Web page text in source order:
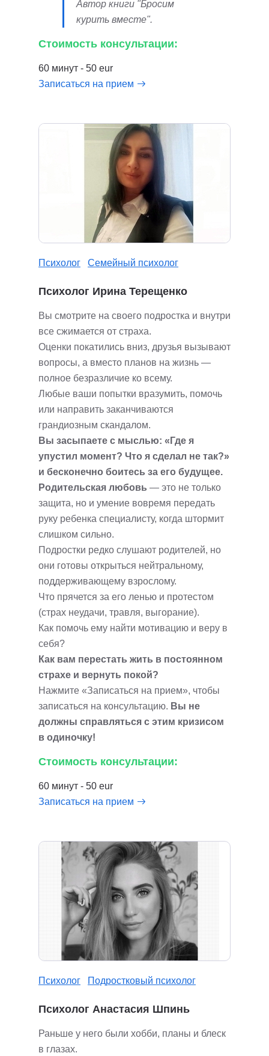
Автор книги "Бросим
курить вместе".
Стоимость консультации:
60 минут - 50 eur
Записаться на прием
Психолог Семейный психолог
Психолог Ирина Терещенко
Вы смотрите на своего подростка и внутри
все сжимается от страха.
Оценки покатились вниз, друзья вызывают
вопросы, а вместо планов на жизнь —
полное безразличие ко всему.
Любые ваши попытки вразумить, помочь
или направить заканчиваются
грандиозным скандалом.
Вы засыпаете с мыслью: «Где я
упустил момент? Что я сделал не так?»
и бесконечно боитесь за его будущее.
Родительская любовь — это не только
защита, но и умение вовремя передать
руку ребенка специалисту, когда штормит
слишком сильно.
Подростки редко слушают родителей, но
они готовы открыться нейтральному,
поддерживающему взрослому.
Что прячется за его ленью и протестом
(страх неудачи, травля, выгорание).
Как помочь ему найти мотивацию и веру в
себя?
Как вам перестать жить в постоянном
страхе и вернуть покой?
Нажмите «Записаться на прием», чтобы
записаться на консультацию. Вы не
должны справляться с этим кризисом
в одиночку!
Стоимость консультации:
60 минут - 50 eur
Записаться на прием
Психолог Подростковый психолог
Психолог Анастасия Шпинь
Раньше у него были хобби, планы и блеск
в глазах.